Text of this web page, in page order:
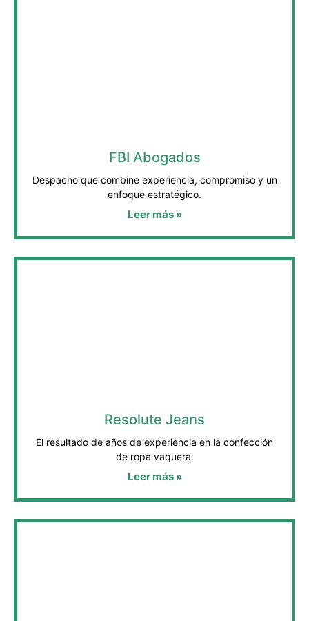
FBI Abogados
Despacho que combine experiencia, compromiso y un
enfoque estratégico.
Leer más »
Resolute Jeans
El resultado de años de experiencia en la confección
de ropa vaquera.
Leer más »